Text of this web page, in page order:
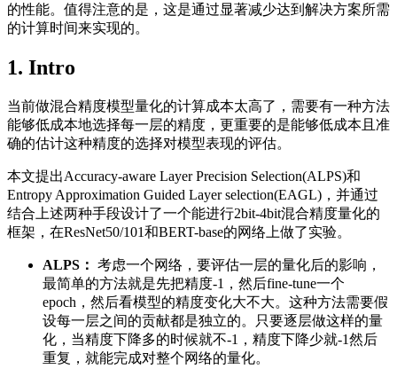
的性能。值得注意的是，这是通过显著减少达到解决方案所需
的计算时间来实现的。
1. Intro
当前做混合精度模型量化的计算成本太高了，需要有一种方法
能够低成本地选择每一层的精度，更重要的是能够低成本且准
确的估计这种精度的选择对模型表现的评估。
本文提出Accuracy-aware Layer Precision Selection(ALPS)和
Entropy Approximation Guided Layer selection(EAGL)，并通过
结合上述两种手段设计了一个能进行2bit-4bit混合精度量化的
框架，在ResNet50/101和BERT-base的网络上做了实验。
ALPS： 考虑一个网络，要评估一层的量化后的影响，
最简单的方法就是先把精度-1，然后fine-tune一个
epoch，然后看模型的精度变化大不大。这种方法需要假
设每一层之间的贡献都是独立的。只要逐层做这样的量
化，当精度下降多的时候就不-1，精度下降少就-1然后
重复，就能完成对整个网络的量化。